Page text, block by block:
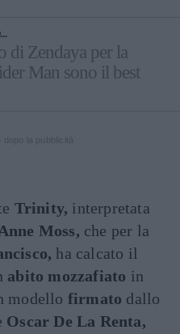
di Zendaya per la
Man sono il best
Trinity, interpretata
Moss, che per la
ha calcato il
abito mozzafiato in
modello firmato dallo
Oscar De La Renta,